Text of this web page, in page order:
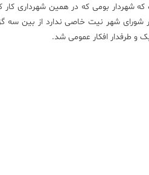
شهردار بومی که در همین شهرداری
شورای شهر نیت خاصی ندارد از بین
و طرفدار افکار عمومی شد.